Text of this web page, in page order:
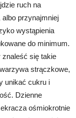
ruch na
przynajmniej
wystąpienia
do minimum.
znaleść się takie
strączkowe,
unikać cukru i
Dzienne
ośmiokrotnie